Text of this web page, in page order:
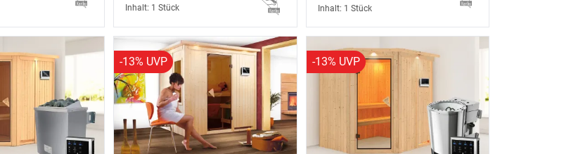
Inhalt: 1 Stück Inhalt: 1 Stück
-13% UVP -13% UVP